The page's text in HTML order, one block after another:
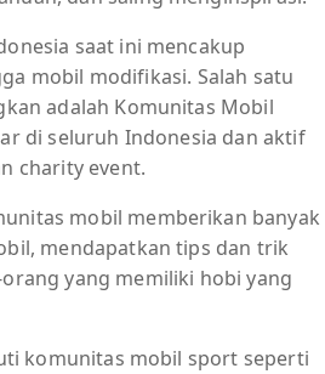
saat ini mencakup
mobil modifikasi. Salah satu
adalah Komunitas Mobil
di seluruh Indonesia dan aktif
charity event.
mobil memberikan banyak
mendapatkan tips dan trik
yang memiliki hobi yang
komunitas mobil sport seperti